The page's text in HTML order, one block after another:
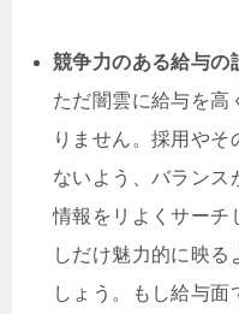
競争力のある給与の
ただ闇雲に給与を高
りません。採用やそ
ないよう、バランス
情報をリよくサーチ
しだけ魅力的に映る
しょう。もし給与